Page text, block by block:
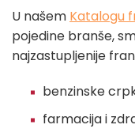
U našem Katalogu
pojedine branše,
najzastupljenije
benzinske
farmacija i